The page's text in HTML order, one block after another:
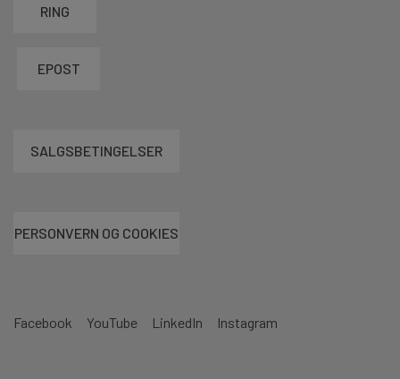
Facebook YouTube LinkedIn Instagram
RING
EPOST
SALGSBETINGELSER
PERSONVERN OG COOKIES